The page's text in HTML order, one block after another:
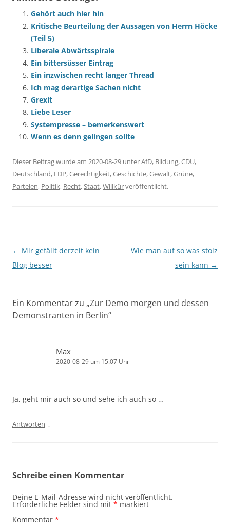
Gehört auch hier hin
Kritische Beurteilung der Aussagen von Herrn Höcke
(Teil 5)
Liberale Abwärtsspirale
Ein bittersüsser Eintrag
Ein inzwischen recht langer Thread
Ich mag derartige Sachen nicht
Grexit
Liebe Leser
Systempresse – bemerkenswert
Wenn es denn gelingen sollte
Dieser Beitrag wurde am 2020-08-29 unterAfD, Bildung,CDU,
Deutschland, FDP,Gerechtigkeit,Geschichte,Gewalt,Grüne,
Parteien, Politik, Recht,Staat,Willkürveröffentlicht.
Beitragsnavigation
← Mir gefällt derzeit kein
Blog besser
Wie man auf so was stolz
sein kann →
Ein Kommentar zu „Zur Demo morgen und dessen
Demonstranten in Berlin“
Max
2020-08-29 um 15:07 Uhr
Ja, geht mir auch so und sehe ich auch so …
Antworten ↓
Schreibe einen Kommentar
Deine E-Mail-Adresse wird nicht veröffentlicht.
Erforderliche Felder sind mit * markiert
Kommentar *